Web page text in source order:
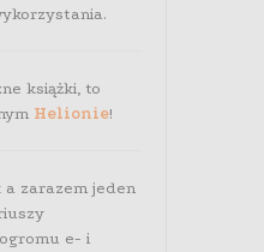
książki, to
Helionie!
a zarazem jeden
e- i